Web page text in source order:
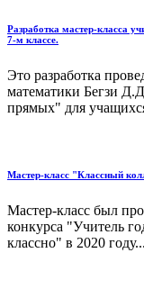
Разработка мастер-класса
7-м классе.
Это разработка
математики Бегзи
прямых" для
Мастер-класс "Классный
Мастер-класс был
конкурса "Учитель
классно" в 2020